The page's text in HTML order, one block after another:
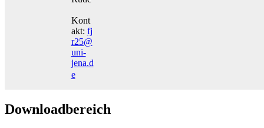
Kont
akt: fj
r25@
uni-
jena.d
e
Downloadbereich